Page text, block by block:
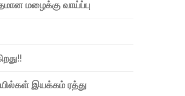
மழைக்கு வாய்ப்பு
இயக்கம் ரத்து